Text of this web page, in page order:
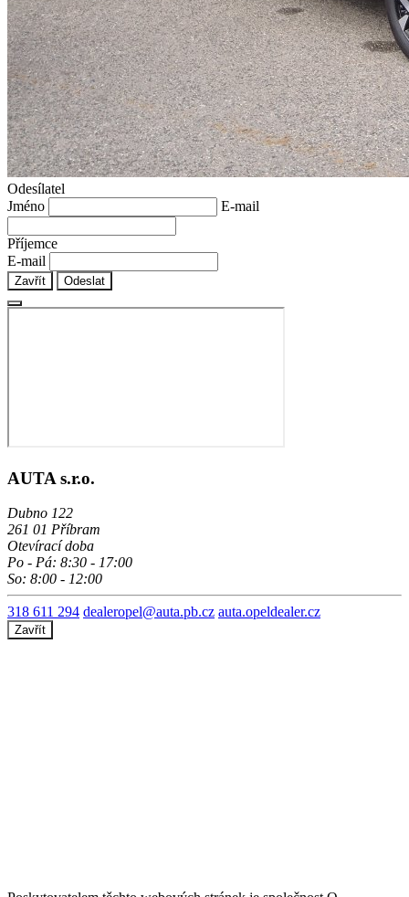
Odesílatel
Jméno
E-mail
Příjemce
E-mail
Zavřít Odeslat
AUTA s.r.o.
Dubno 122
261 01 Příbram
Otevírací doba
Po - Pá: 8:30 - 17:00
So: 8:00 - 12:00
318 611 294 dealeropel@auta.pb.cz auta.opeldealer.cz
Zavřít